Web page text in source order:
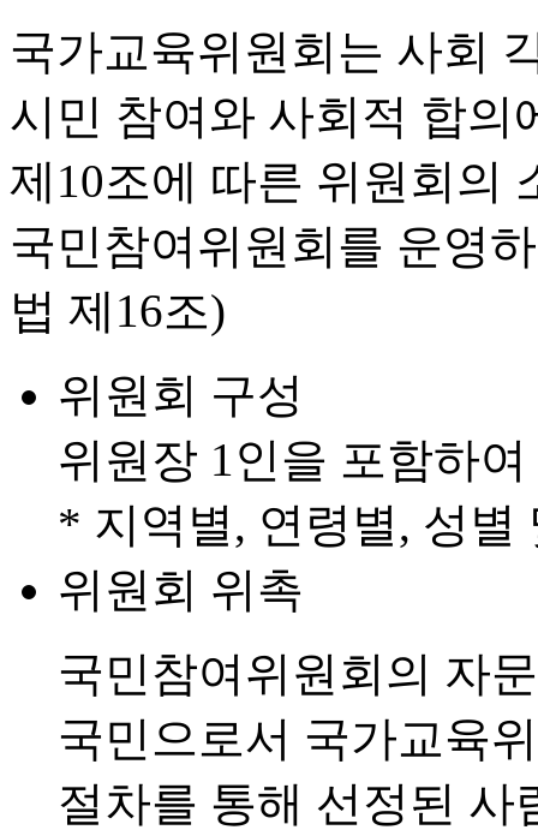
국가교육위원회는 사회
시민 참여와 사회적 합의
제10조에 따른 위원회의
국민참여위원회를 운영
법 제16조)
위원회 구성
위원장 1인을 포함하
* 지역별, 연령별, 성별
위원회 위촉
국민참여위원회의 자
국민으로서 국가교육
절차를 통해 선정된 사